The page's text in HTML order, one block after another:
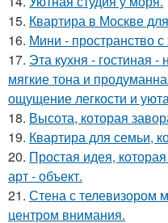
15. Квартира в Москве
16. Мини - пространство с
17. Эта кухня - гостиная
мягкие тона и
ощущение легкости и
18. Высота, которая
19. Квартира для семьи,
20. Простая идея,
арт - объект.
21. Стена с телевизором
центром внимания.